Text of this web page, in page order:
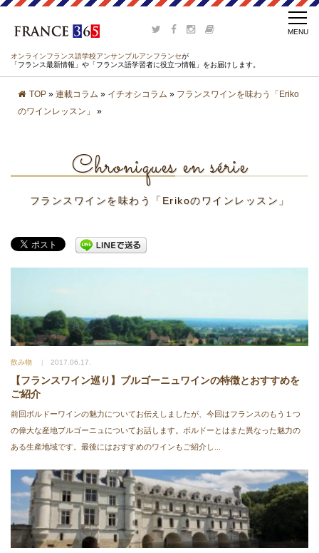
オンラインフランス語学校アンサンブルアンフランセが
「フランス最新情報」や「フランス語学習者に役立つ情報」をお届けします。
TOP » 連載コラム » イチオシコラム » フランスワインを味わう「Eriko
のワインレッスン」
»
Chroniques en série
フランスワインを味わう「Erikoのワインレッスン」
飲み物 2017.06.17.
【フランスワイン巡り】ブルゴーニュワインの特徴とおすすめを
ご紹介
前回ボルドーワインの魅力についてお伝えしましたが、今回はフランスのもう１つ
の偉大な産地ブルゴーニュについてお話します。ボルドーとはまた異なった魅力の
ある生産地域です。最後にはおすすめのワインもご紹介し...